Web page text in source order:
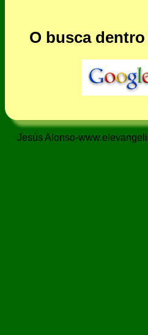
O busca
Jesús Alonso-